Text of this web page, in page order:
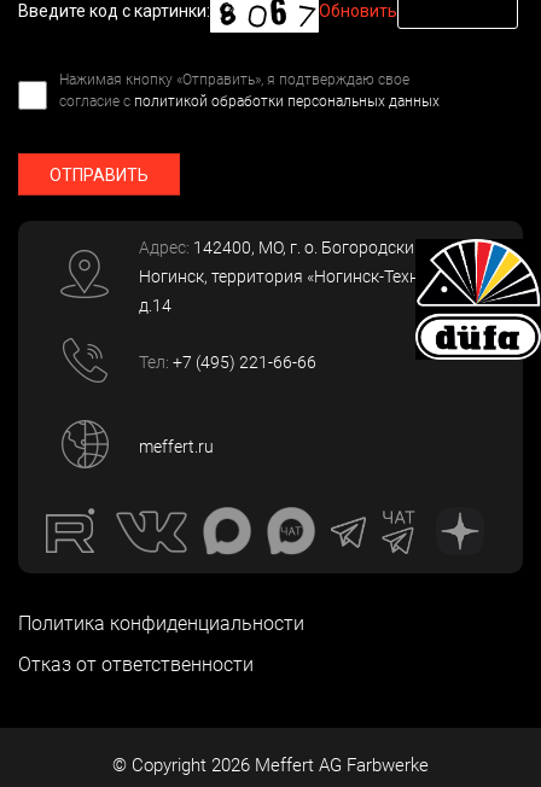
Введите код с картинки: Обновить
Нажимая кнопку «Отправить», я подтверждаю свое
согласие с политикой обработки персональных данных
ОТПРАВИТЬ
Адрес: 142400, МО, г. о. Богородский, г.
Ногинск, территория «Ногинск-Технопарк»,
д.14
Тел: +7 (495) 221-66-66
meffert.ru
Политика конфиденциальности
Отказ от ответственности
© Copyright 2026 Meffert AG Farbwerke